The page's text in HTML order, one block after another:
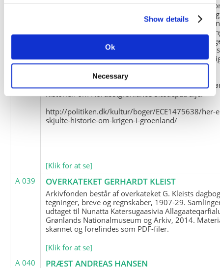
Show details
Ok
Necessary
Slædepatrulje med Eli Knudsen som medlem og
og Marius Jensen som medlem. Marius Jensens
befinder sig i Militärhistorisches Museum i Dresden
(Tyskland). Kopierne af Friedrich Littmanns
klausuleret iht. aftalen med giveren og Franz
Kontakt venligst Arktisk Instituts ledelse i
brugen af materialet til studie- og
formål.
Nedenunder findes et link til en presseartikel
historien om Nordøstgrønlands Slædepatrulje:
http://politiken.dk/kultur/boger/ECE1475638/her-
skjulte-historie-om-krigen-i-groenland/
[Klik for at se]
A 039
OVERKATEKET GERHARDT KLEIST
Arkivfonden består af overkateket G. Kleists
tegninger, breve og regnskaber, 1907-29.
udtaget til Nunatta Katersugaasivia
Grønlands Nationalmuseum og Arkiv, 2014.
skannet og forefindes som PDF-filer.
[Klik for at se]
A 040
PRÆST ANDREAS HANSEN